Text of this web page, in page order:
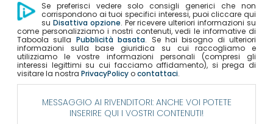
Se preferisci vedere solo consigli generici che non
corrispondono ai tuoi specifici interessi, puoi cliccare qui
su Disattiva opzione. Per ricevere ulteriori informazioni su
come personalizziamo i nostri contenuti, vedi le informative di
Taboola sulla Pubblicità basata. Se hai bisogno di ulteriori
informazioni sulla base giuridica su cui raccogliamo e
utilizziamo le vostre informazioni personali (compresi gli
interessi legittimi su cui facciamo affidamento), si prega di
visitare la nostra PrivacyPolicyocontattaci.
MESSAGGIO AI RIVENDITORI: ANCHE VOI POTETE
INSERIRE QUI I VOSTRI CONTENUTI!